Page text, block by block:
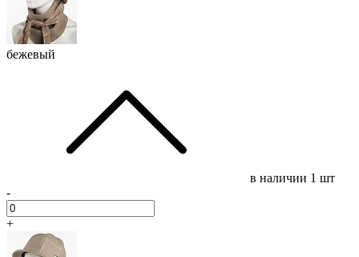
бежевый
в наличии 1 шт
-
+